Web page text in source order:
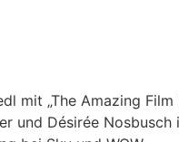
mit „The Amazing Film
und Désirée